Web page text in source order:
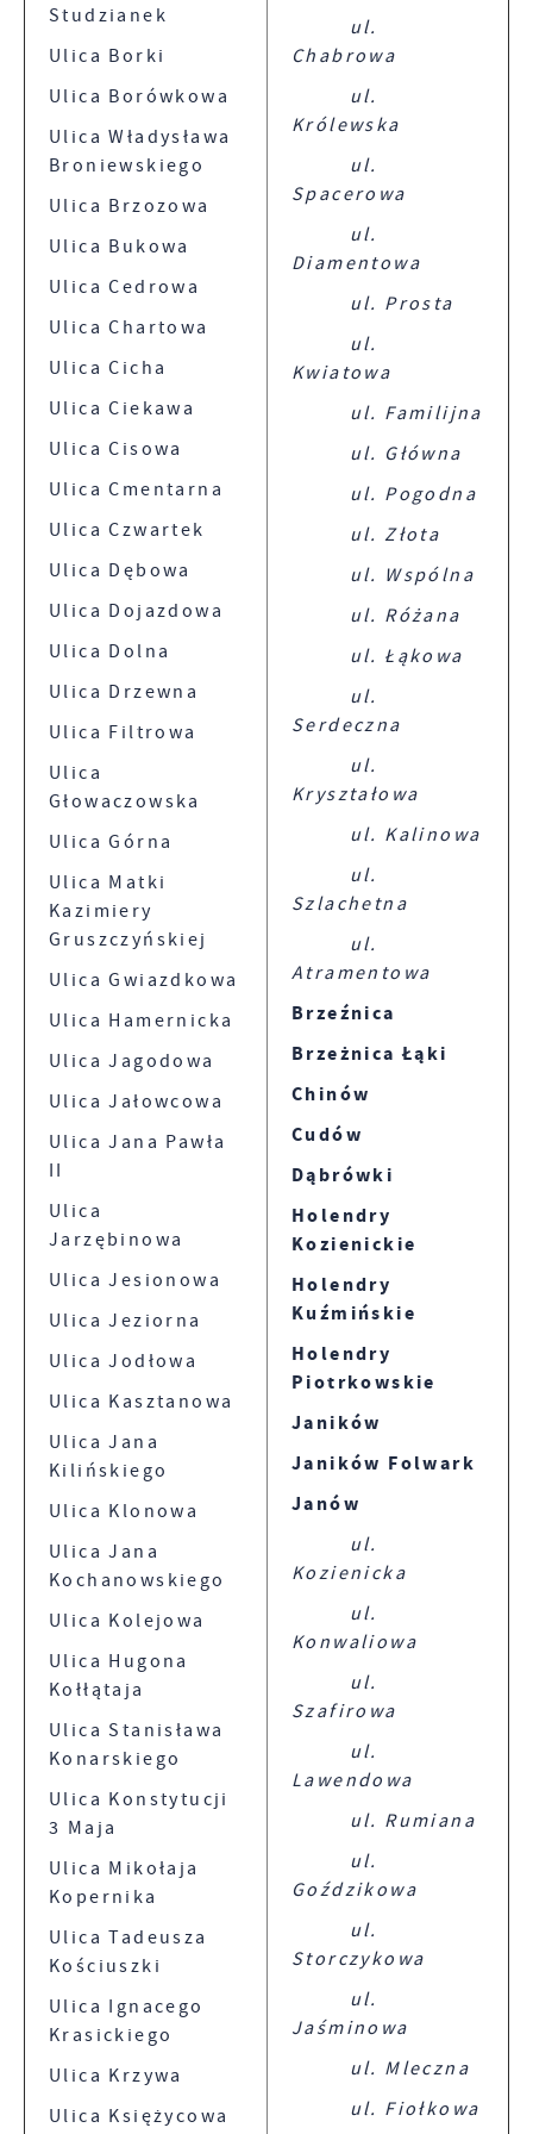
Studzianek
Ulica Borki
Ulica Borówkowa
Ulica Władysława
Broniewskiego
Ulica Brzozowa
Ulica Bukowa
Ulica Cedrowa
Ulica Chartowa
Ulica Cicha
Ulica Ciekawa
Ulica Cisowa
Ulica Cmentarna
Ulica Czwartek
Ulica Dębowa
Ulica Dojazdowa
Ulica Dolna
Ulica Drzewna
Ulica Filtrowa
Ulica
Głowaczowska
Ulica Górna
Ulica Matki
Kazimiery
Gruszczyńskiej
Ulica Gwiazdkowa
Ulica Hamernicka
Ulica Jagodowa
Ulica Jałowcowa
Ulica Jana Pawła
II
Ulica
Jarzębinowa
Ulica Jesionowa
Ulica Jeziorna
Ulica Jodłowa
Ulica Kasztanowa
Ulica Jana
Kilińskiego
Ulica Klonowa
Ulica Jana
Kochanowskiego
Ulica Kolejowa
Ulica Hugona
Kołłątaja
Ulica Stanisława
Konarskiego
Ulica Konstytucji
3 Maja
Ulica Mikołaja
Kopernika
Ulica Tadeusza
Kościuszki
Ulica Ignacego
Krasickiego
Ulica Krzywa
Ulica Księżycowa
ul.
Chabrowa
ul.
Królewska
ul.
Spacerowa
ul.
Diamentowa
ul. Prosta
ul.
Kwiatowa
ul. Familijna
ul. Główna
ul. Pogodna
ul. Złota
ul. Wspólna
ul. Różana
ul. Łąkowa
ul.
Serdeczna
ul.
Kryształowa
ul. Kalinowa
ul.
Szlachetna
ul.
Atramentowa
Brzeźnica
Brzeżnica Łąki
Chinów
Cudów
Dąbrówki
Holendry
Kozienickie
Holendry
Kuźmińskie
Holendry
Piotrkowskie
Janików
Janików Folwark
Janów
ul.
Kozienicka
ul.
Konwaliowa
ul.
Szafirowa
ul.
Lawendowa
ul. Rumiana
ul.
Goździkowa
ul.
Storczykowa
ul.
Jaśminowa
ul. Mleczna
ul. Fiołkowa
Wyrażenie zgody na analityczne pliki cookies
funkcjonalności.
Promocyjne pliki cookies służą do prezentowania
Ci naszych komunikatów na podstawie analizy
Twoich upodobań oraz Twoich zwyczajów
dotyczących przeglądanej witryny internetowej.
Treści promocyjne mogą pojawić się na stronach
podmiotów trzecich lub firm będących naszymi
partnerami oraz innych dostawców usług. Firmy te
działają w charakterze pośredników
prezentujących nasze treści w postaci wiadomości,
ofert, komunikatów mediów społecznościowych.
Więcej